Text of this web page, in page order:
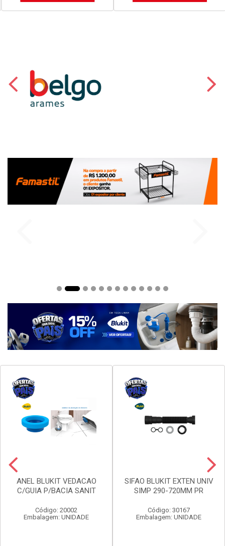
ANEL BLUKIT VEDACAO
C/GUIA P/BACIA SANIT
Código: 20002
Embalagem: UNIDADE
SIFAO BLUKIT EXTEN UNIV
SIMP 290-720MM PR
Código: 30167
Embalagem: UNIDADE